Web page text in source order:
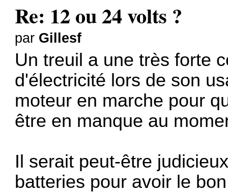
Re: 12 ou 24 volts ?
par Gillesf
Un treuil a une très forte
d'électricité lors de son
moteur en marche pour
être en manque au
Il serait peut-être
batteries pour avoir le